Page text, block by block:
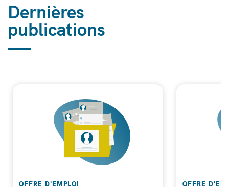
Dernières
publications
OFFRE D'EMPLOI OFFRE